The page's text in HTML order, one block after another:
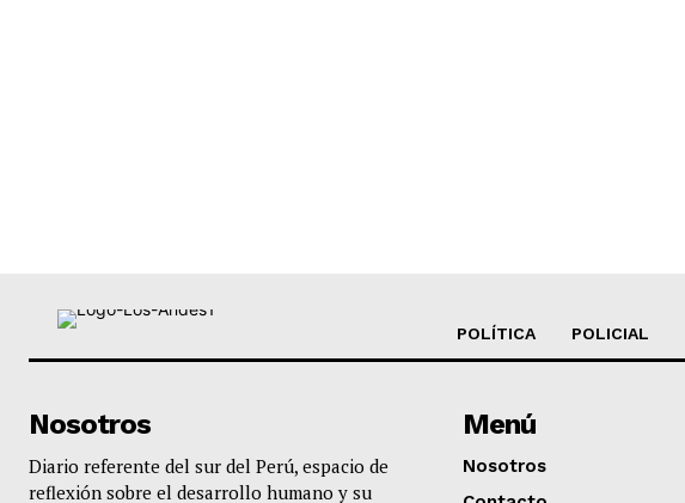
POLÍTICA POLICIAL
Nosotros
Diario referente del sur del Perú, espacio de
reflexión sobre el desarrollo humano y su
Menú
Nosotros